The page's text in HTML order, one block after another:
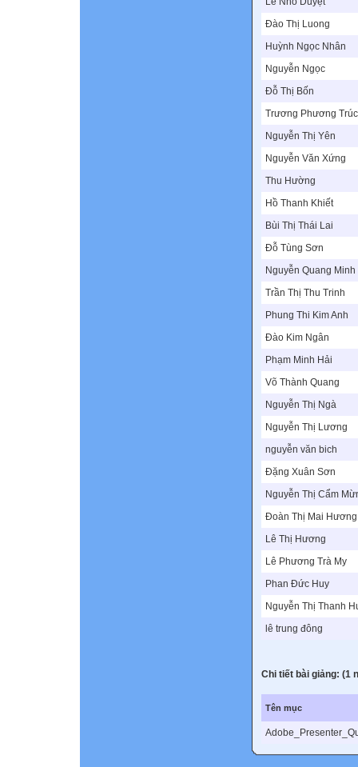
Đào Thị Luong
Huỳnh Ngọc Nhân
Nguyễn Ngọc
Đỗ Thị Bốn
Trương Phương Trúc
Nguyễn Thị Yên
Nguyễn Văn Xứng
Thu Hường
Hồ Thanh Khiết
Bùi Thị Thái Lai
Đỗ Tùng Sơn
Nguyễn Quang Minh
Trần Thị Thu Trinh
Phung Thi Kim Anh
Đào Kim Ngân
Phạm Minh Hải
Võ Thành Quang
Nguyễn Thị Ngà
Nguyễn Thị Lương
nguyễn văn bich
Đặng Xuân Sơn
Nguyễn Thị Cẩm
Đoàn Thị Mai Hương
Lê Thị Hương
Lê Phương Trà My
Phan Đức Huy
Nguyễn Thị Thanh
lê trung đông
Chi tiết bài giảng: (1
Tên mục